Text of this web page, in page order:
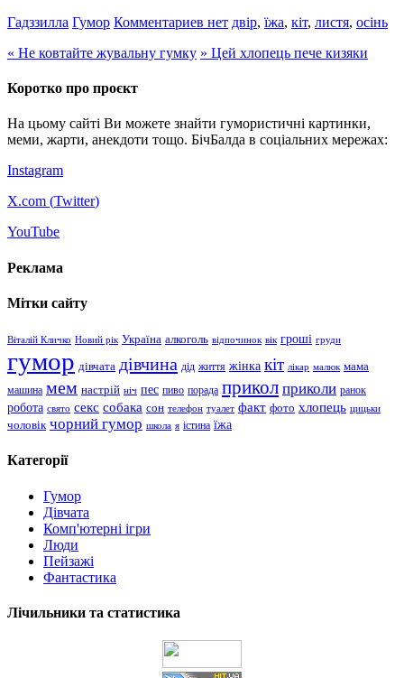
Гадззилла Гумор Комментариев нет двір, їжа, кіт, листя, осінь
« Не ковтайте жувальну гумку » Цей хлопець пече кизяки
Коротко про проєкт
На цьому сайті Ви можете знайти гумористичні картинки,
меми, жарти, анекдоти тощо. БічБалда в соціальних мережах:
Instagram
X.com (Twitter)
YouTube
Реклама
Мітки сайту
Віталій Кличко Новий рік Україна алкоголь відпочинок вік гроші груди
гумор дівчата дівчина дід життя жінка кіт лікар малюк мама
машина мем настрій ніч пес пиво порада прикол приколи ранок
робота свято секс собака сон телефон туалет факт фото хлопець цицьки
чоловік чорний гумор школа я істина їжа
Категорії
Гумор
Дівчата
Комп'ютерні ігри
Люди
Пейзажі
Фантастика
Лічильники та статистика